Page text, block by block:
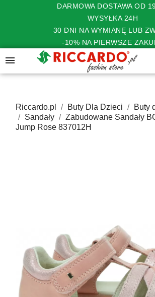
DARMOWA DOSTAWA OD
WYSYŁKA 24H
30 DNI NA WYMIANĘ LUB
-10% NA PIERWSZE

Riccardo.pl Buty Dla Dzieci
Buty
Sandały
Zabudowane Sandały
Jump Rose 837012H